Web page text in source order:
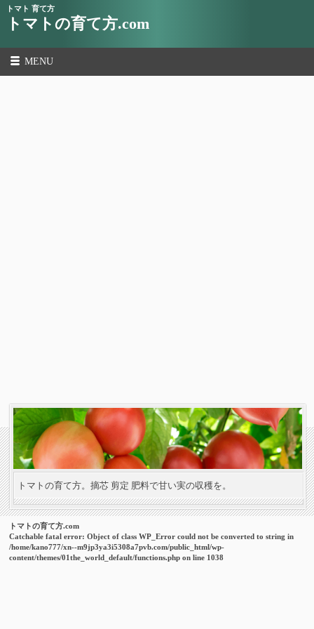
トマト 育て方
トマトの育て方.com
MENU
トマトの育て方。摘芯 剪定 肥料で甘い実の収穫を。
トマトの育て方.com
Catchable fatal error: Object of class WP_Error could not be converted to string in
/home/kano777/xn--m9jp3ya3i5308a7pvb.com/public_html/wp-
content/themes/01the_world_default/functions.php on line 1038